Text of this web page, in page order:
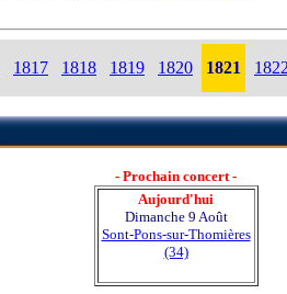
1817 1818 1819 1820 1821
- Prochain concert -
Aujourd'hui
Dimanche 9 Août
Sont-Pons-sur-Thomières
(34)